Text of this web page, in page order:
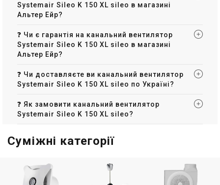
Systemair Sileo K 150 XL sileo в магазині
Альтер Ейр?
❓ Чи є гарантія на канальний вентилятор
Systemair Sileo K 150 XL sileo в магазині
Альтер Ейр?
❓ Чи доставляєте ви канальний вентилятор
Systemair Sileo K 150 XL sileo по Україні?
❓ Як замовити канальний вентилятор
Systemair Sileo K 150 XL sileo?
Суміжні категорії